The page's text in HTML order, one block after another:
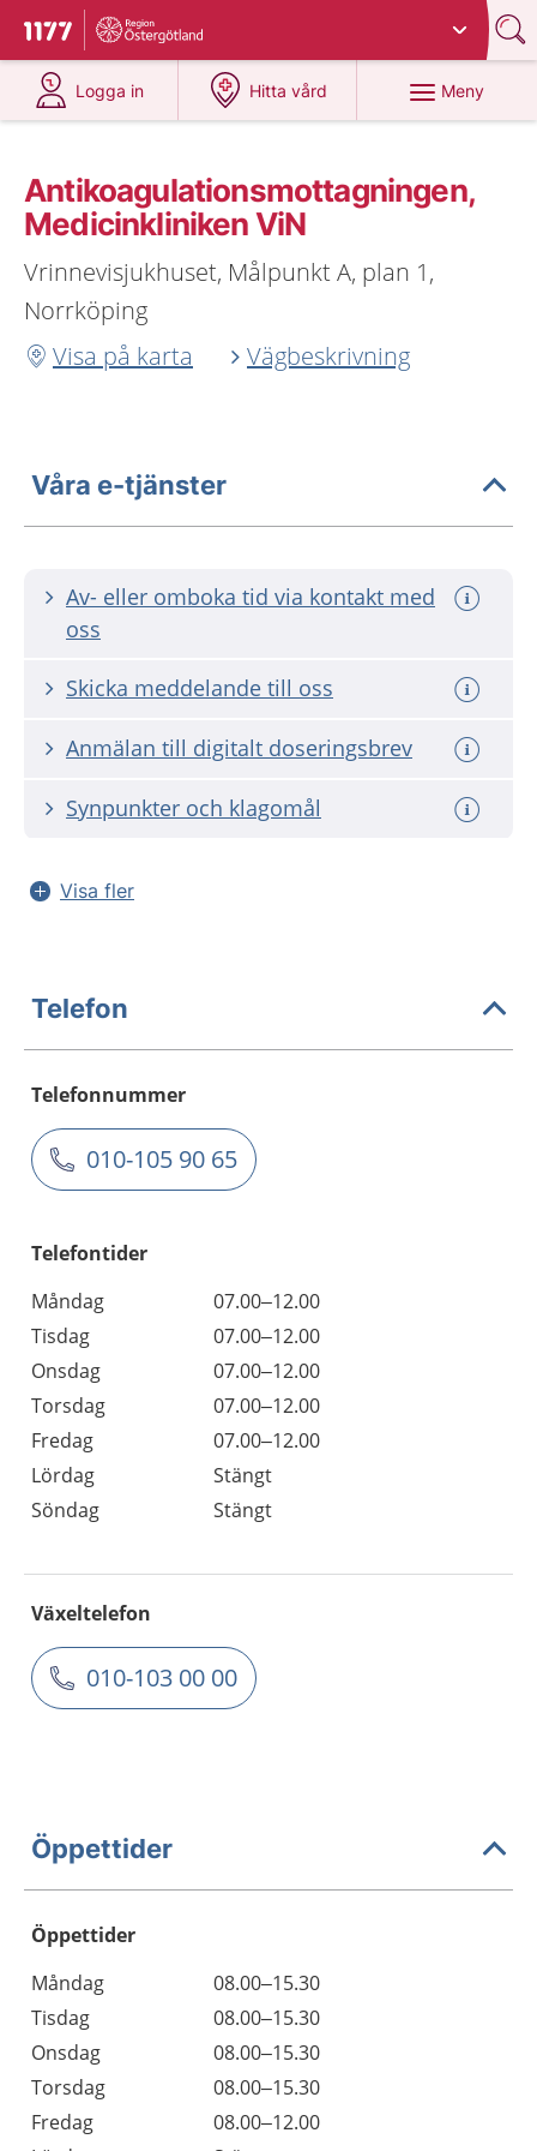
Till startsidan för 1177
Du har valt region
Logga in
på 1177.se
Hitta vård
på 1177.se
Meny
Antikoagulationsmottagningen,
Medicinkliniken ViN
Vrinnevisjukhuset, Målpunkt A, plan 1,
Norrköping
Visa på karta
Vägbeskrivning
Våra e-tjänster
Av- eller omboka tid via kontakt med
oss
Skicka meddelande till oss
Anmälan till digitalt doseringsbrev
Synpunkter och klagomål
Visa fler
Telefon
Telefonnummer
010-105 90 65
Telefontider
Måndag
07.00–12.00
Tisdag
07.00–12.00
Onsdag
07.00–12.00
Torsdag
07.00–12.00
Fredag
07.00–12.00
Lördag
Stängt
Söndag
Stängt
Växeltelefon
010-103 00 00
Öppettider
Öppettider
Dag
Öppettider
Kommentarer
Måndag
08.00–15.30
Tisdag
08.00–15.30
Onsdag
08.00–15.30
Torsdag
08.00–15.30
Fredag
08.00–12.00